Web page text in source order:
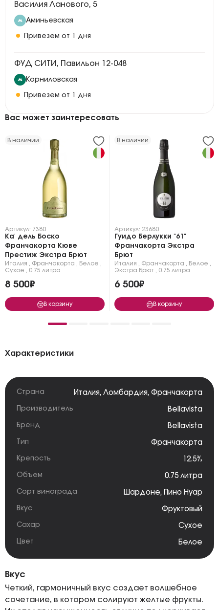
Василия Ланового, 5
Аминьевская
Привезем от 1 дня
ФУД СИТИ, Павильон 12-048
Корниловская
Привезем от 1 дня
Вас может заинтересовать
В наличии
Артикул: 7380
Ка' дель Боско
Франчакорта Кюве
Престиж Экстра Брют
Италия Франчакорта Белое
Сухое
0.75 литра
8 500₽
В корзину
В наличии
Артикул: 23680
Гуидо Берлукки "61"
Франчакорта Экстра
Брют
Италия Франчакорта Белое
Экстра Брют
0.75 литра
6 500₽
В корзину
Характеристики
Страна Италия, Ломбардия, Франчакорта
Производитель Bellavista
Бренд Bellavista
Тип Франчакорта
Крепость 12.5%
Объем 0.75 литра
Сорт винограда Шардоне, Пино Нуар
Вкус Фруктовый
Сахар Сухое
Цвет Белое
Вкус
Четкий, гармоничный вкус создает волшебное
сочетание, в котором солируют желтые фрукты.